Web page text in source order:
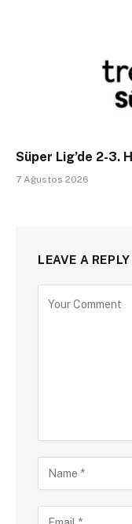
Süper Lig’de 2-3.
7 Ağustos 2026
LEAVE A REPLY